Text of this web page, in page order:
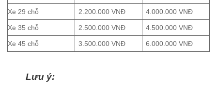
Xe 29 chỗ 2.200.000 VNĐ 4.000.000 VNĐ
Xe 35 chỗ 2.500.000 VNĐ 4.500.000 VNĐ
Xe 45 chỗ 3.500.000 VNĐ 6.000.000 VNĐ
Lưu ý: